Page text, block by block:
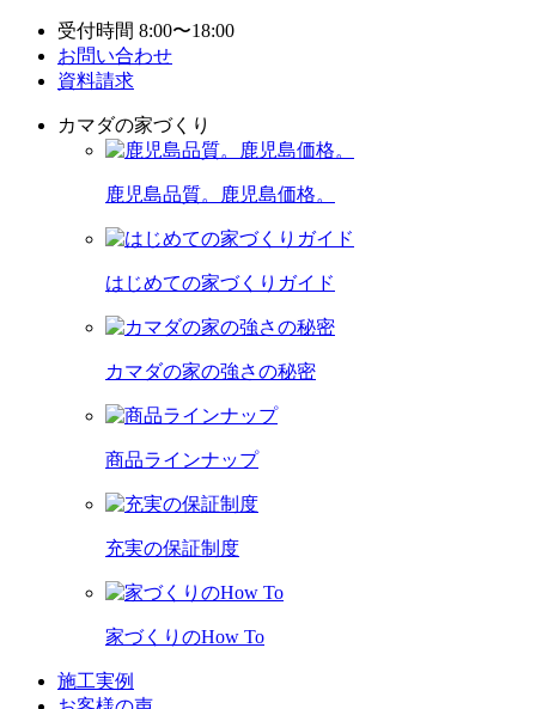
受付時間 8:00〜18:00
お問い合わせ
資料請求
カマダの家づくり
鹿児島品質。鹿児島価格。
はじめての家づくりガイド
カマダの家の強さの秘密
商品ラインナップ
充実の保証制度
家づくりのHow To
施工実例